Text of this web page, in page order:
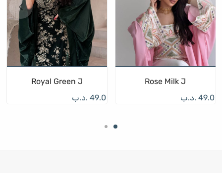
Rose Milk J
49.0 .د.ب
Royal Green J
49.0 .د.ب